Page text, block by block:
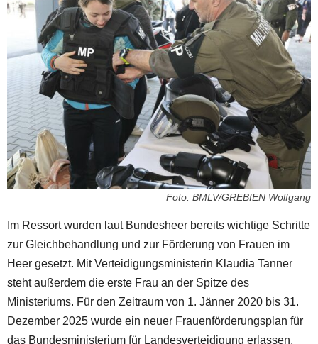
Foto: BMLV/GREBIEN Wolfgang
Im Ressort wurden laut Bundesheer bereits wichtige Schritte
zur Gleichbehandlung und zur Förderung von Frauen im
Heer gesetzt. Mit Verteidigungsministerin Klaudia Tanner
steht außerdem die erste Frau an der Spitze des
Ministeriums. Für den Zeitraum von 1. Jänner 2020 bis 31.
Dezember 2025 wurde ein neuer Frauenförderungsplan für
das Bundesministerium für Landesverteidigung erlassen.